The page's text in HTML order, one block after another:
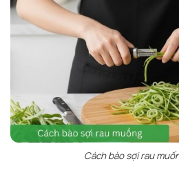
Cách bào sợi rau